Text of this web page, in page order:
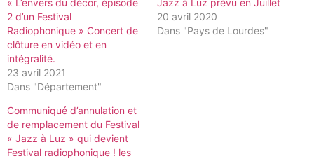
2 d’un Festival
Radiophonique » Concert de
clôture en vidéo et en
intégralité.
23 avril 2021
Dans "Département"
20 avril 2020
Dans "Pays de Lourdes"
Communiqué d’annulation et
de remplacement du Festival
« Jazz à Luz » qui devient
Festival radiophonique ! les